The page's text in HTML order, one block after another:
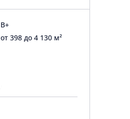
B+
от 398 до 4 130 м²